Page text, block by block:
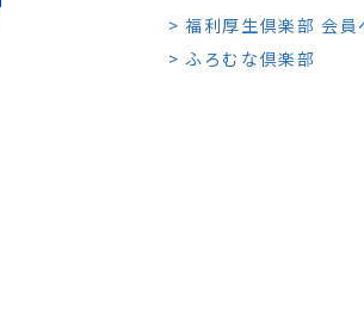
> 福利厚生倶楽部 会員
> ふろむな倶楽部